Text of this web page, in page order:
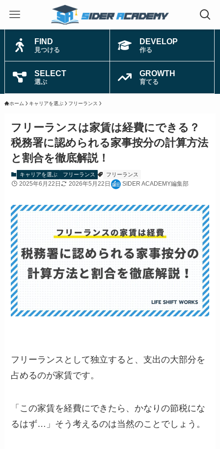
FIND
見つける
DEVELOP
作る
SELECT
選ぶ
GROWTH
育てる
ホーム キャリアを選ぶ フリーランス
フリーランスは家賃は経費にできる？
税務署に認められる家事按分の計算方法
と割合を徹底解説！
キャリアを選ぶ フリーランス フリーランス
2025年6月22日 2026年5月22日 SIDER ACADEMY編集部
フリーランスとして独立すると、支出の大部分を
占めるのが家賃です。
「この家賃を経費にできたら、かなりの節税にな
るはず…」そう考えるのは当然のことでしょう。